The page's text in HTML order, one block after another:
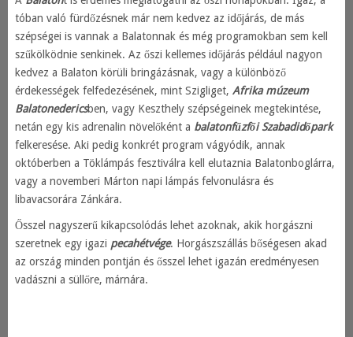
tóban való fürdőzésnek már nem kedvez az időjárás, de más
szépségei is vannak a Balatonnak és még programokban sem kell
szűkölködnie senkinek. Az őszi kellemes időjárás például nagyon
kedvez a Balaton körüli bringázásnak, vagy a különböző
érdekességek felfedezésének, mint Szigliget, Afrika múzeum
Balatonedericsben, vagy Keszthely szépségeinek megtekintése,
netán egy kis adrenalin növelőként a balatonfűzfői Szabadidőpark
felkeresése. Aki pedig konkrét program vágyódik, annak
októberben a Töklámpás fesztiválra kell elutaznia Balatonboglárra,
vagy a novemberi Márton napi lámpás felvonulásra és
libavacsorára Zánkára.
Ősszel nagyszerű kikapcsolódás lehet azoknak, akik horgászni
szeretnek egy igazi pecahétvége. Horgászszállás bőségesen akad
az ország minden pontján és ősszel lehet igazán eredményesen
vadászni a süllőre, márnára.